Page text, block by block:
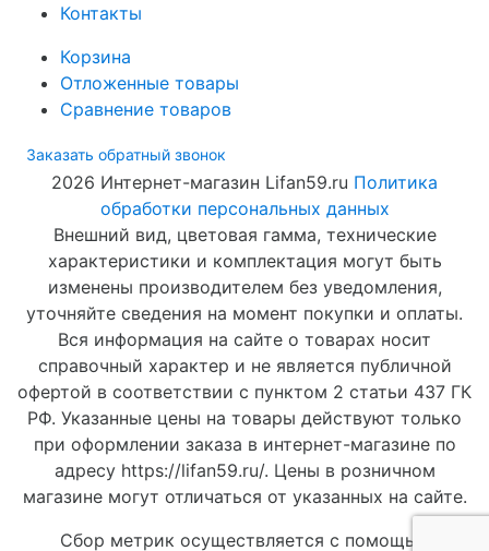
Контакты
Корзина
Отложенные товары
Сравнение товаров
Заказать обратный звонок
2026 Интернет-магазин Lifan59.ru Политика
обработки персональных данных
Внешний вид, цветовая гамма, технические
характеристики и комплектация могут быть
изменены производителем без уведомления,
уточняйте сведения на момент покупки и оплаты.
Вся информация на сайте о товарах носит
справочный характер и не является публичной
офертой в соответствии с пунктом 2 статьи 437 ГК
РФ. Указанные цены на товары действуют только
при оформлении заказа в интернет-магазине по
адресу https://lifan59.ru/. Цены в розничном
магазине могут отличаться от указанных на сайте.
Сбор метрик осуществляется с помощью